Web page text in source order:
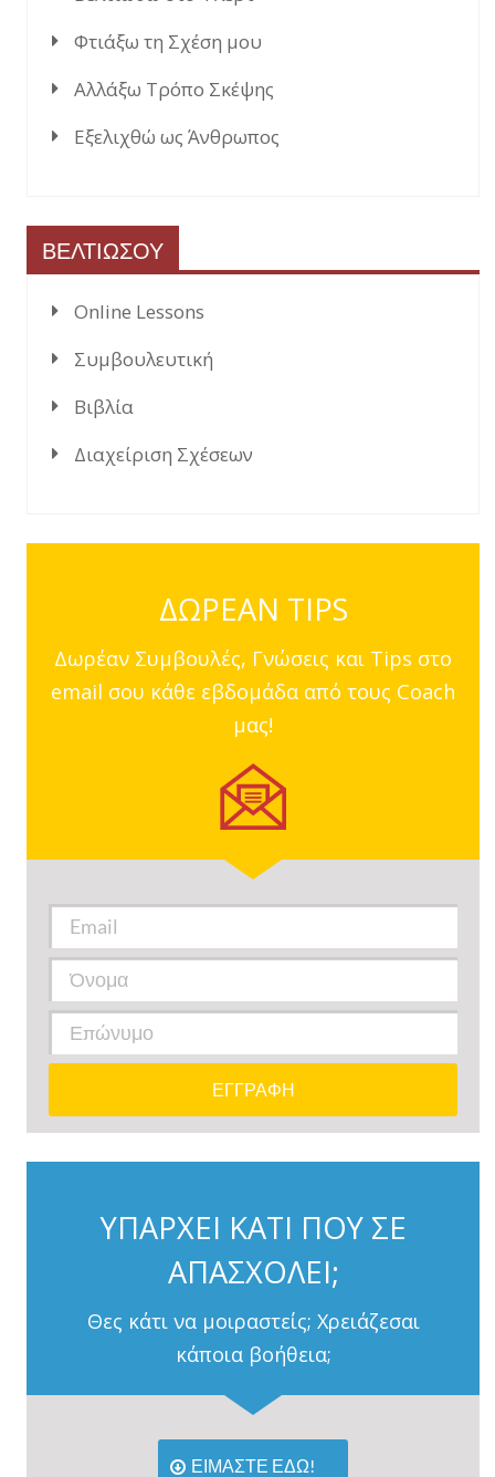
Φτιάξω τη Σχέση μου
Αλλάξω Τρόπο Σκέψης
Εξελιχθώ ως Άνθρωπος
ΒΕΛΤΙΩΣΟΥ
Online Lessons
Συμβουλευτική
Βιβλία
Διαχείριση Σχέσεων
ΔΩΡΕΑΝ TIPS
Δωρέαν Συμβουλές, Γνώσεις και Tips στο
email σου κάθε εβδομάδα από τους Coach
μας!
ΥΠΑΡΧΕΙ ΚΑΤΙ ΠΟΥ ΣΕ
ΑΠΑΣΧΟΛΕΙ;
Θες κάτι να μοιραστείς; Χρειάζεσαι
κάποια βοήθεια;
ΕΙΜΑΣΤΕ ΕΔΩ!